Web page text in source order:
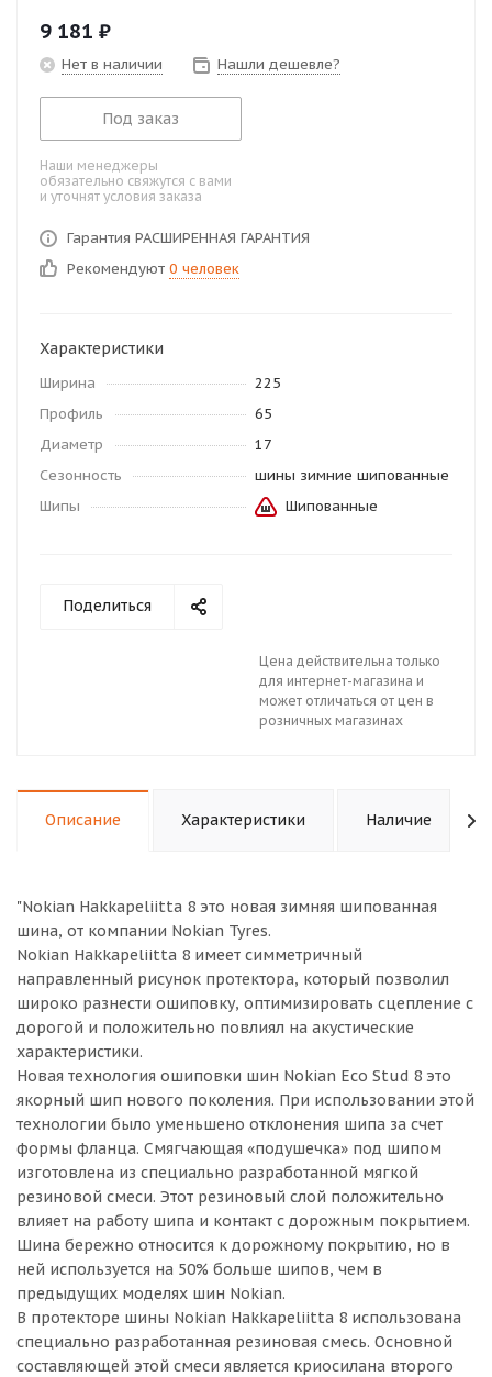
9 181 ₽
Нет в наличии Нашли дешевле?
Под заказ
Наши менеджеры
обязательно свяжутся с вами
и уточнят условия заказа
Гарантия РАСШИРЕННАЯ ГАРАНТИЯ
Рекомендуют 0 человек
Характеристики
Ширина
225
Профиль
65
Диаметр
17
Сезонность
шины зимние шипованные
Шипы
Шипованные
Поделиться
Цена действительна только
для интернет-магазина и
может отличаться от цен в
розничных магазинах
Описание Характеристики Наличие
"Nokian Hakkapeliitta 8 это новая зимняя шипованная
шина, от компании Nokian Tyres.
Nokian Hakkapeliitta 8 имеет симметричный
направленный рисунок протектора, который позволил
широко разнести ошиповку, оптимизировать сцепление с
дорогой и положительно повлиял на акустические
характеристики.
Новая технология ошиповки шин Nokian Eco Stud 8 это
якорный шип нового поколения. При использовании этой
технологии было уменьшено отклонения шипа за счет
формы фланца. Смягчающая «подушечка» под шипом
изготовлена из специально разработанной мягкой
резиновой смеси. Этот резиновый слой положительно
влияет на работу шипа и контакт с дорожным покрытием.
Шина бережно относится к дорожному покрытию, но в
ней используется на 50% больше шипов, чем в
предыдущих моделях шин Nokian.
В протекторе шины Nokian Hakkapeliitta 8 использована
специально разработанная резиновая смесь. Основной
составляющей этой смеси является криосилана второго